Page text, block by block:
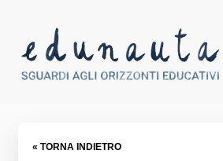
« TORNA INDIETRO